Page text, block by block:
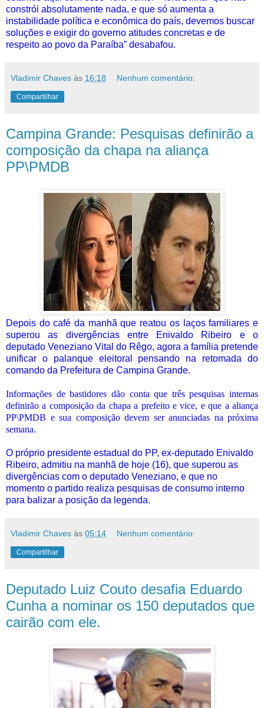
constrói absolutamente nada, e que só aumenta a
instabilidade política e econômica do país, devemos buscar
soluções e exigir do governo atitudes concretas e de
respeito ao povo da Paraíba” desabafou.
Vladimir Chaves às 16:18 Nenhum comentário:
Compartilhar
Campina Grande: Pesquisas definirão a
composição da chapa na aliança
PP\PMDB
Depois do café da manhã que reatou os laços familiares e
superou as divergências entre Enivaldo Ribeiro e o
deputado Veneziano Vital do Rêgo, agora a família pretende
unificar o palanque eleitoral pensando na retomada do
comando da Prefeitura de Campina Grande.
Informações de bastidores dão conta que três pesquisas internas
definirão a composição da chapa a prefeito e vice, e que a aliança
PP\PMDB e sua composição devem ser anunciadas na próxima
semana.
O próprio presidente estadual do PP, ex-deputado Enivaldo
Ribeiro, admitiu na manhã de hoje (16), que superou as
divergências com o deputado Veneziano, e que no
momento o partido realiza pesquisas de consumo interno
para balizar a posição da legenda.
Vladimir Chaves às 05:14 Nenhum comentário:
Compartilhar
Deputado Luiz Couto desafia Eduardo
Cunha a nominar os 150 deputados que
cairão com ele.